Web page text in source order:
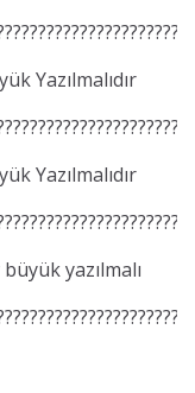
Yazılmalıdır
Yazılmalıdır
yazılmalı